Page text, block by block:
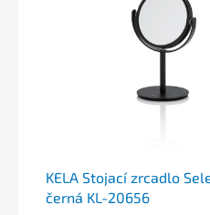
KELA Stojací zrcadlo
černá KL-20656